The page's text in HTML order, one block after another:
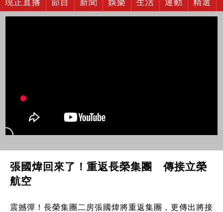
現正直播 節目 新聞 娛樂 生活 運動 精選
張國煒回來了！重返長榮集團 傳接立榮
航空
震撼彈！長榮集團二房張國煒將重返集團，更傳出將接